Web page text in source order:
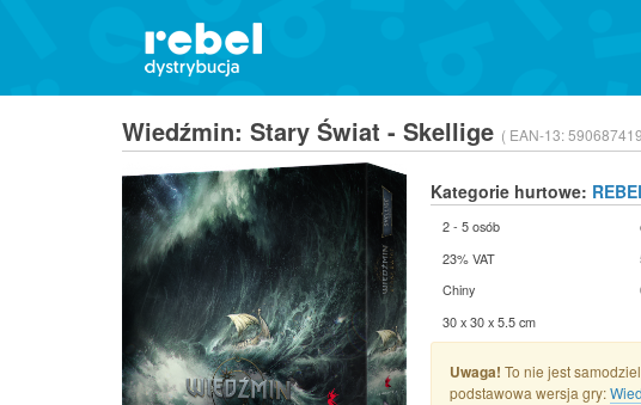
Wiedźmin: Stary Świat - Skellige ( EAN-13:
Kategorie hurtowe:
2 - 5 osób
23% VAT
Chiny
30 x 30 x 5.5 cm
Uwaga! To nie jest
podstawowa wersja gry: